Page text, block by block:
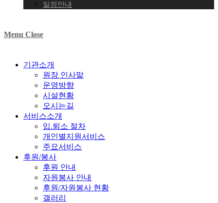
일정안내
Menu Close
기관소개
원장 인사말
운영방향
시설현황
오시는길
서비스소개
입.퇴소 절차
개인별지원서비스
주요서비스
후원/봉사
후원 안내
자원봉사 안내
후원/자원봉사 현황
갤러리